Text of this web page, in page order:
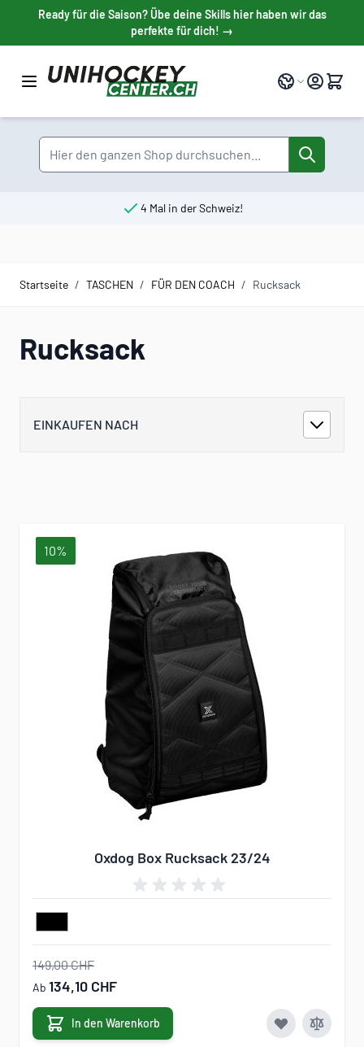
Direkt zum Inhalt
Ready für die Saison? Übe deine Skills hier haben wir das
perfekte für dich! →
Sprache
Suche
4 Mal in der Schweiz!
Startseite / TASCHEN / FÜR DEN COACH / Rucksack
Rucksack
EINKAUFEN NACH
10%
Oxdog Box Rucksack 23/24
149,00 CHF
Ab 134,10 CHF
In den Warenkorb